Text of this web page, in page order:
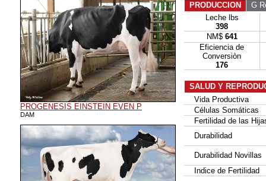
PROGENESIS EINSTEIN EVEN P
DAM
PRODUCCION
G
Leche lbs
398
NM$ 641
Eficiencia de
Conversiòn
176
SALUD Y
Vida Productiva
Células Somáticas
Fertilidad de las
Durabilidad
Durabilidad Novillas
Indice de Fertilidad